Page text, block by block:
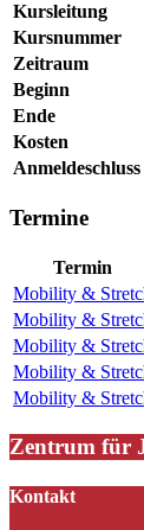
Kursleitung
Kursnummer
Zeitraum
Beginn
Ende
Kosten
Anmeldeschluss
Termine
Termin
Mobility &
Mobility &
Mobility &
Mobility &
Mobility &
Zentrum für
Kontakt